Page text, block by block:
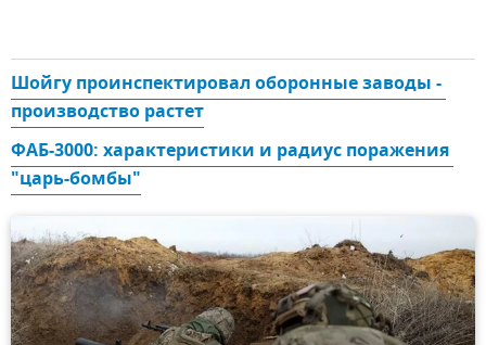
Шойгу проинспектировал оборонные заводы -
производство растет
ФАБ-3000: характеристики и радиус поражения
"царь-бомбы"